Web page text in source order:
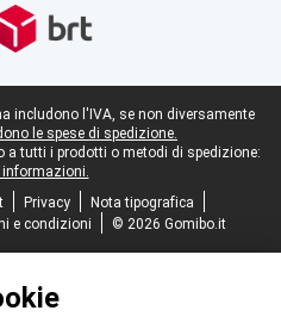
includono l'IVA, se non diversamente
le spese di spedizione.
a tutti i prodotti o metodi di spedizione:
Privacy
Nota tipografica
e condizioni © 2026 Gomibo.it